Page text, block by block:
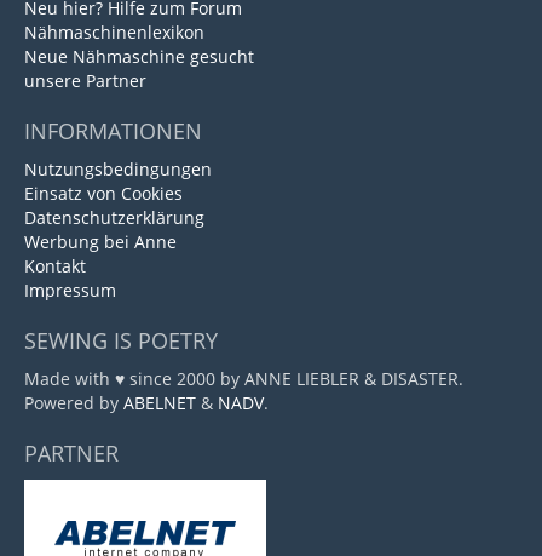
Neu hier? Hilfe zum Forum
Nähmaschinenlexikon
Neue Nähmaschine gesucht
unsere Partner
INFORMATIONEN
Nutzungsbedingungen
Einsatz von Cookies
Datenschutzerklärung
Werbung bei Anne
Kontakt
Impressum
SEWING IS POETRY
Made with ♥ since 2000 by ANNE LIEBLER & DISASTER.
Powered by ABELNET & NADV.
PARTNER